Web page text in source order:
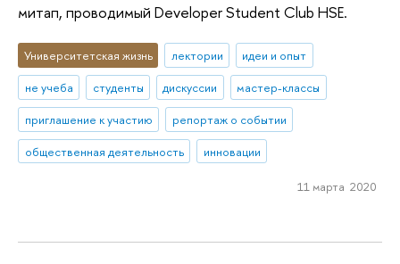
митап, проводимый Developer Student Club HSE.
Университетская жизнь лектории
идеи и опыт
не учеба
студенты дискуссии
мастер-классы
приглашение к участию
репортаж о событии
общественная деятельность
инновации
11 марта 2020